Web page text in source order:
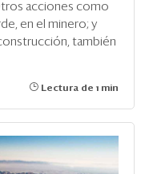
acciones como
en el minero; y
también
Lectura de 1 min